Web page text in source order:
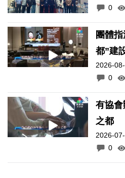
0
團體
都”建
2026-
0
有協
之都
2026-
0